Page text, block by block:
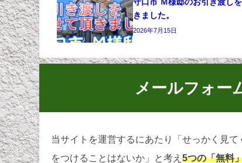
守口市 Ｍ様邸のお引き渡し
きました。
2026年7月15日
メールフォー
当サイトを運営するにあたり「せっかく見
をつけることはないか」と考え5つの「無料